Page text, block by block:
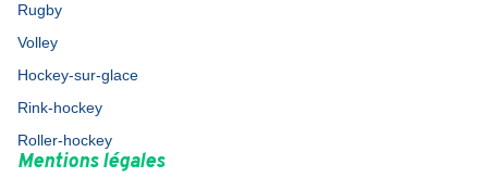
Rugby
Volley
Hockey-sur-glace
Rink-hockey
Roller-hockey
Mentions légales